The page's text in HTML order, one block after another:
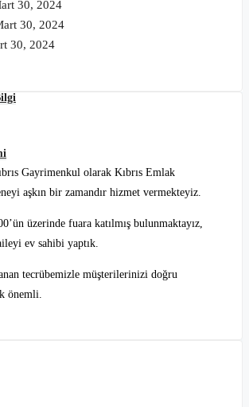
30, 2024
30, 2024
30, 2024
Gayrimenkul olarak Kıbrıs Emlak
aşkın bir zamandır hizmet vermekteyiz.
üzerinde fuara katılmış bulunmaktayız,
ev sahibi yaptık.
tecrübemizle müşterilerinizi doğru
önemli.